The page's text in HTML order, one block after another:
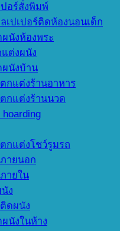
ปอร์สั่งพิมพ์
เปเปอร์ติดห้องนอนเด็ก
นังห้องพระ
ต่งผนัง
นังบ้าน
กแต่งร้านอาหาร
กแต่งร้านนวด
กแต่งโชว์รูมรถ
ายนอก
ายใน
ง
ดผนัง
นังในห้าง